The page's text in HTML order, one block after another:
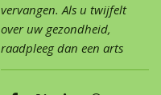
vervangen. Als u twijfelt
over uw gezondheid,
raadpleeg dan een arts